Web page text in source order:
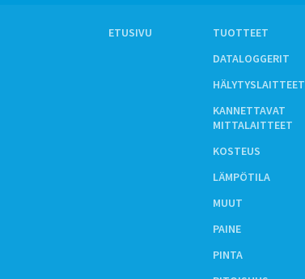
ETUSIVU
TUOTTEET
DATALOGGERIT
HÄLYTYSLAITTEET
KANNETTAVAT
MITTALAITTEET
KOSTEUS
LÄMPÖTILA
MUUT
PAINE
PINTA